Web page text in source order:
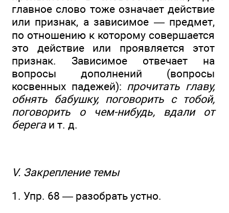
главное слово тоже означает действие
или признак, а зависимое — предмет,
по отношению к которому совершается
это действие или проявляется этот
признак. Зависимое отвечает на
вопросы дополнений (вопросы
косвенных падежей): прочитать главу,
обнять бабушку, поговорить с тобой,
поговорить о чем-нибудь, вдали от
берега и т. д.
V. Закрепление темы
1. Упр. 68 — разобрать устно.